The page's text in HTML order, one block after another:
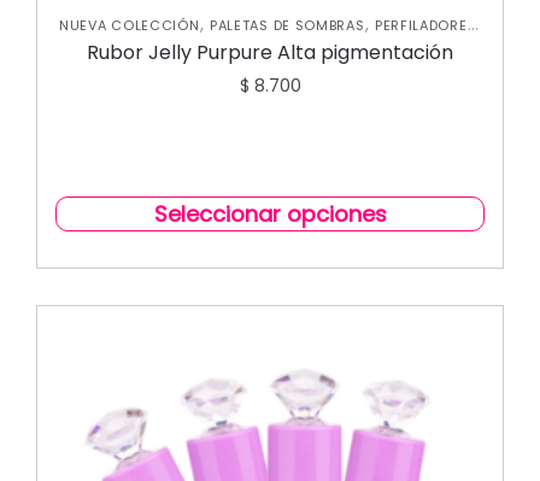
NUEVA COLECCIÓN, PALETAS DE SOMBRAS, PERFILADORES,
ROSTRO RUBORES
Rubor Jelly Purpure Alta pigmentación
$ 8.700
Seleccionar opciones